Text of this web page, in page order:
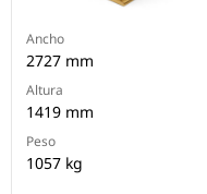
Ancho
2727 mm
Altura
1419 mm
Peso
1057 kg